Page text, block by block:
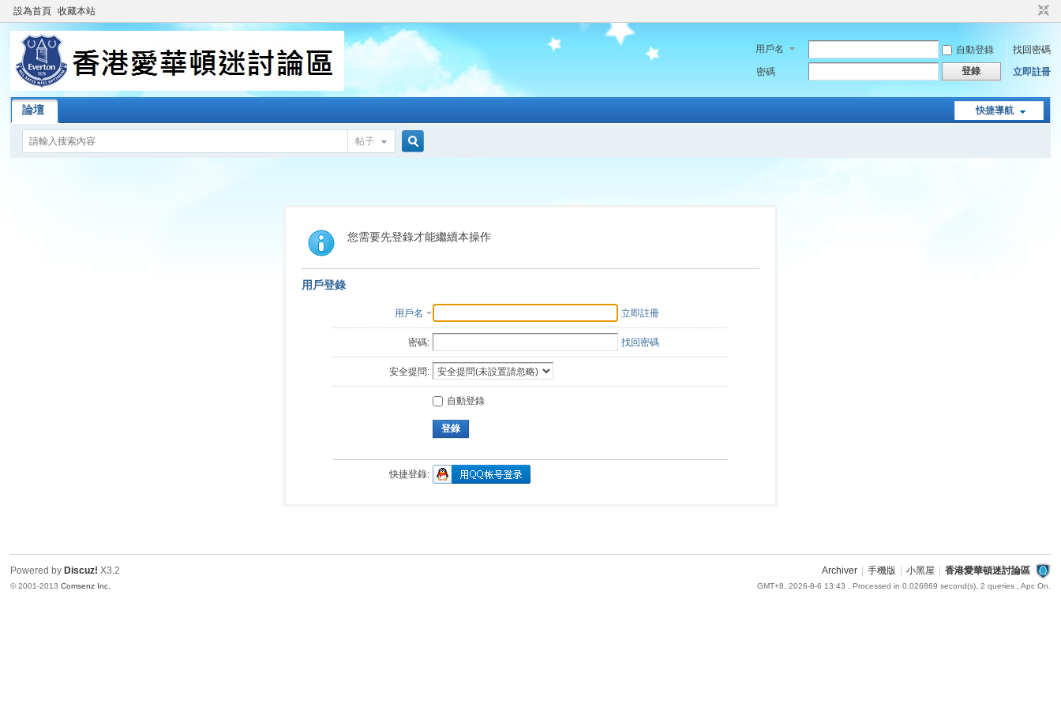
設為首頁 收藏本站
用戶名 自動登錄
找回密碼
密碼
登錄 立即註冊
快捷導航
論壇
帖子
索
您需要先登錄才能繼續本操作
用戶登錄
用戶名 立即註冊
密碼: 找回密碼
安全提問:
自動登錄
登錄
快捷登錄:
Archiver 手機版 小黑屋 香港愛華頓迷討論區
GMT+8, 2026-8-6 13:43 , Processed in 0.026869 second(s), 2 queries , Apc On.
Powered by Discuz! X3.2
© 2001-2013Comsenz Inc.